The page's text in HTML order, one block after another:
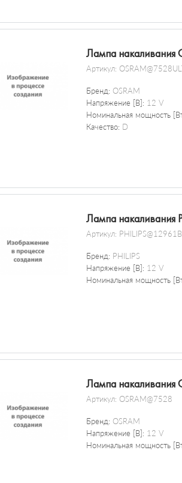
Лампа накаливания
Артикул:
Бренд: OSRAM
Напряжение [В]: 12 V
Номинальная мощность
Качество: D
Лампа накаливания
Артикул:
Бренд: PHILIPS
Напряжение [В]: 12 V
Номинальная мощность
Лампа накаливания
Артикул: OSRAM@7528
Бренд: OSRAM
Напряжение [В]: 12 V
Номинальная мощность